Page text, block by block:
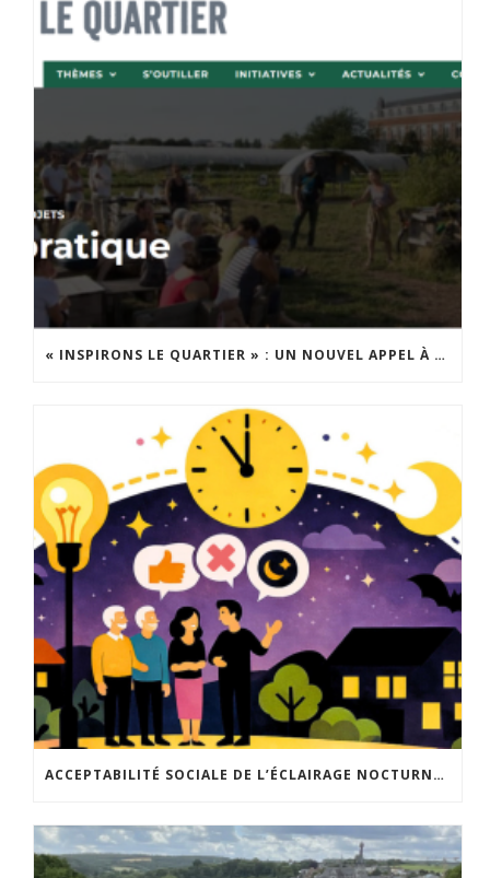
« INSPIRONS LE QUARTIER » : UN NOUVEL APPEL À PROJETS EST LANCÉ !
ACCEPTABILITÉ SOCIALE DE L’ÉCLAIRAGE NOCTURNE : LE REPLAY EST DISPONIBLE